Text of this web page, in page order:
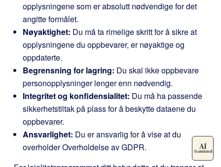
opplysningene som er absolutt nødvendige for det
angitte formålet.
Nøyaktighet: Du må ta rimelige skritt for å sikre at
opplysningene du oppbevarer, er nøyaktige og
oppdaterte.
Begrensning for lagring: Du skal ikke oppbevare
personopplysninger lenger enn nødvendig.
Integritet og konfidensialitet: Du må ha passende
sikkerhetstiltak på plass for å beskytte dataene du
oppbevarer.
Ansvarlighet: Du er ansvarlig for å vise at du
overholder Overholdelse av GDPR.